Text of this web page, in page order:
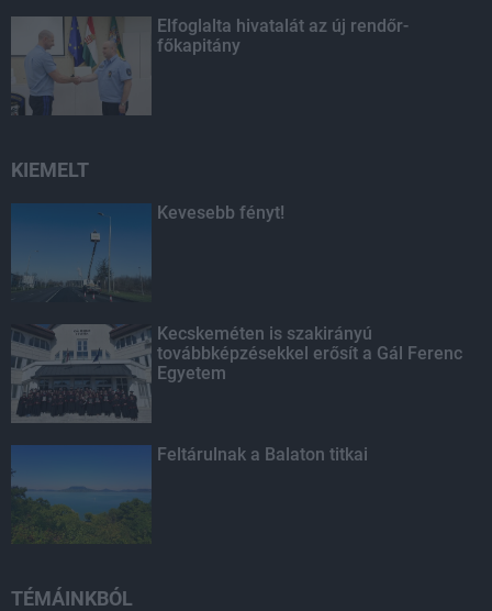
Elfoglalta hivatalát az új rendőr-
főkapitány
KIEMELT
Kevesebb fényt!
Kecskeméten is szakirányú
továbbképzésekkel erősít a Gál Ferenc
Egyetem
Feltárulnak a Balaton titkai
TÉMÁINKBÓL